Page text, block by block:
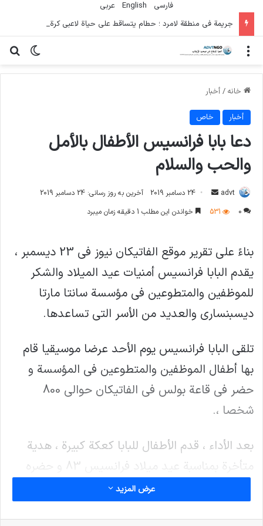
فارسی English
عربي
تغییر منو
خانه / أخبار
أخبار خاص
دعا بابا فرانسيس الأطفال بالأمل
والحب والسلام
advt
ارسال
ایمیل
24 دسامبر 2019
آخرین به روز رسانی: 24 دسامبر 2019
0
531 خواندن این مطلب 1 دقیقه زمان میبرد
بناءً على تقرير موقع الفاتيكان نيوز في 23 ديسمبر ،
يقدم البابا فرانسيس أمنيات عيد الميلاد والشكر
للموظفين والمتطوعين في مؤسسة سانتا مارتا
ديسبنساري والعديد من الأسر التي تساعدها.
تلقى البابا فرانسيس يوم الأحد عرضا موسيقيا قام
بها أطفال الموظفين والمتطوعين في المؤسسة و
حضر في قاعة بولس في الفاتيكان حوالي 800
شخصا ،.
بعد الأداء ، قدم الأطفال للبابا كعكة كبيرة ، هدية
متأخرة بمناسبة عيد ميلاد فرانسيس 83 و حضره
الأطفال ثلاثة صناديق التي تضمنت “الأمل والحب
عرض المزيد